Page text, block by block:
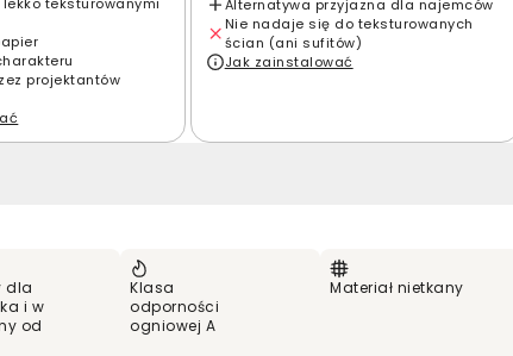
projektantów
Alternatywa przyjazna dla najemców
Nie nadaje się do teksturowanych
ścian (ani sufitów)
Jak zainstalować
dla
i w
od
Klasa
odporności
ogniowej A
Materiał nietkany